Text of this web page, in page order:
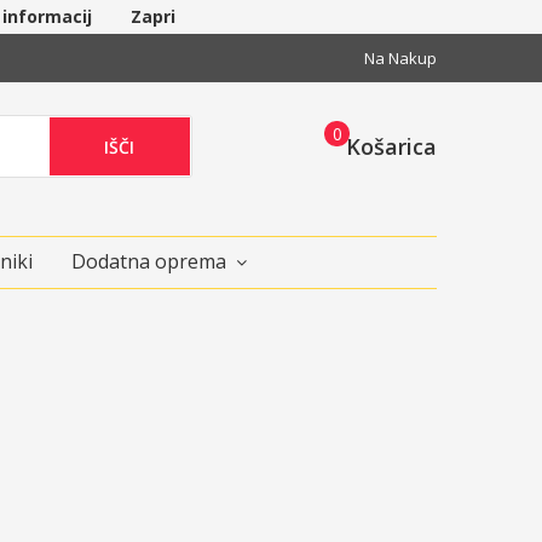
informacij Zapri
Na Nakup
Košarica
0
IŠČI
Dodatna oprema